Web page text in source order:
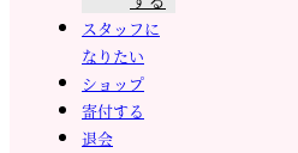
スタッフに
なりたい
ショップ
寄付する
退会